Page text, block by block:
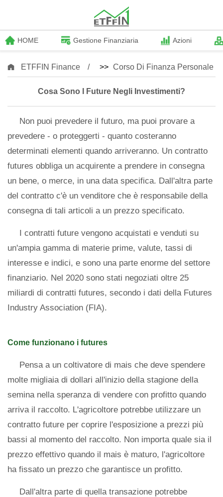
HOME Gestione Finanziaria Azioni
ETFFIN Finance >> Corso Di Finanza Personale
Cosa Sono I Future Negli Investimenti?
Non puoi prevedere il futuro, ma puoi provare a
prevedere - o proteggerti - quanto costeranno
determinati elementi quando arriveranno. Un contratto
futures obbliga un acquirente a prendere in consegna
un bene, o merce, in una data specifica. Dall'altra parte
del contratto c'è un venditore che è responsabile della
consegna di tali articoli a un prezzo specificato.
I contratti future vengono acquistati e venduti su
un'ampia gamma di materie prime, valute, tassi di
interesse e indici, e sono una parte enorme del settore
finanziario. Nel 2020 sono stati negoziati oltre 25
miliardi di contratti futures, secondo i dati della Futures
Industry Association (FIA).
Come funzionano i futures
Pensa a un coltivatore di mais che deve spendere
molte migliaia di dollari all'inizio della stagione della
semina nella speranza di vendere con profitto quando
arriva il raccolto. L'agricoltore potrebbe utilizzare un
contratto future per coprire l'esposizione a prezzi più
bassi al momento del raccolto. Non importa quale sia il
prezzo effettivo quando il mais è maturo, l'agricoltore
ha fissato un prezzo che garantisce un profitto.
Dall'altra parte di quella transazione potrebbe